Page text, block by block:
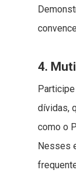
4.
dívidas,
como o
Nesses